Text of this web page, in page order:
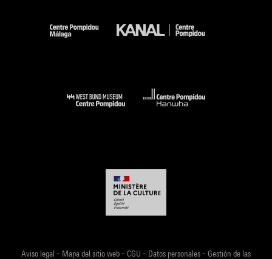
Aviso legal - Mapa del sitio web- CGU - Datos personales- Gestión de las